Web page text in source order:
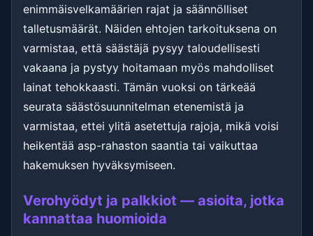
enimmäisvelkamäärien rajat ja säännölliset
talletusmäärät. Näiden ehtojen tarkoituksena on
varmistaa, että säästäjä pysyy taloudellisesti
vakaana ja pystyy hoitamaan myös mahdolliset
lainat tehokkaasti. Tämän vuoksi on tärkeää
seurata säästösuunnitelman etenemistä ja
varmistaa, ettei ylitä asetettuja rajoja, mikä voisi
heikentää asp-rahaston saantia tai vaikuttaa
hakemuksen hyväksymiseen.
Verohyödyt ja palkkiot — asioita, jotka
kannattaa huomioida